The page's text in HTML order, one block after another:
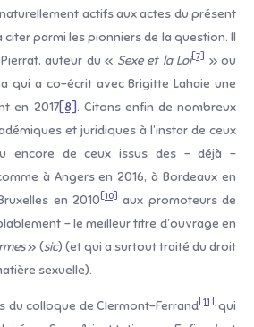
actifs aux actes du présent
parmi les pionniers de la question. Il
auteur du « Sexe et la Loi[7]
» ou
qui a co-écrit avec Brigitte Lahaie une
en 2017[8]. Citons enfin de nombreux
et juridiques à l’instar de ceux
encore de ceux issus des – déjà –
à Angers en 2016, à Bordeaux en
en 2010 [10]
aux promoteurs de
– le meilleur titre d’ouvrage en
» (sic) (et qui a surtout traité du droit
sexuelle).
du colloque de Clermont-Ferrand [11] qui